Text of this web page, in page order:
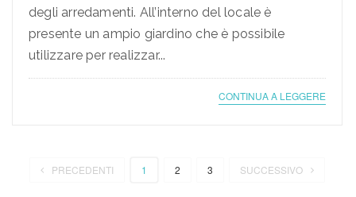
degli arredamenti. All’interno del locale è
presente un ampio giardino che è possibile
utilizzare per realizzar...
CONTINUA A LEGGERE
PRECEDENTI 1 2 3 SUCCESSIVO